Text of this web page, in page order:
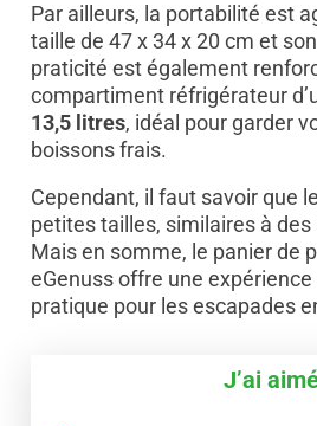
Par ailleurs, la portabilité est
taille de 47 x 34 x 20 cm et
praticité est également
compartiment réfrigérateur
13,5 litres, idéal pour garder
boissons frais.
Cependant, il faut savoir que
petites tailles, similaires à
Mais en somme, le panier de
eGenuss offre une
pratique pour les escapades
J’ai